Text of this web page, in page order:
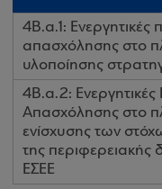
4Β.α.1: Ενεργητικές
απασχόλησης στο
υλοποίησης
4Β.α.2: Ενεργητικές
Απασχόλησης στο
ενίσχυσης των
της περιφερειακής
ΕΣΕΕ